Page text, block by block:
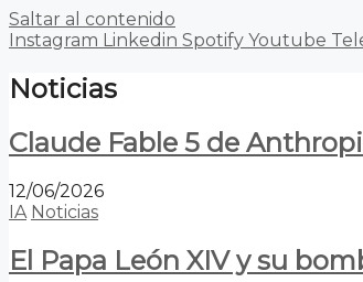
Saltar al contenido
Instagram Linkedin Spotify Youtube
Noticias
Claude Fable 5 de
12/06/2026
IA Noticias
El Papa León XIV y su